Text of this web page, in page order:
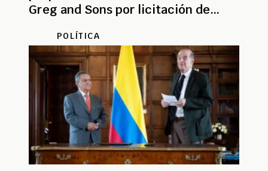
Greg and Sons por licitación de
POLÍTICA